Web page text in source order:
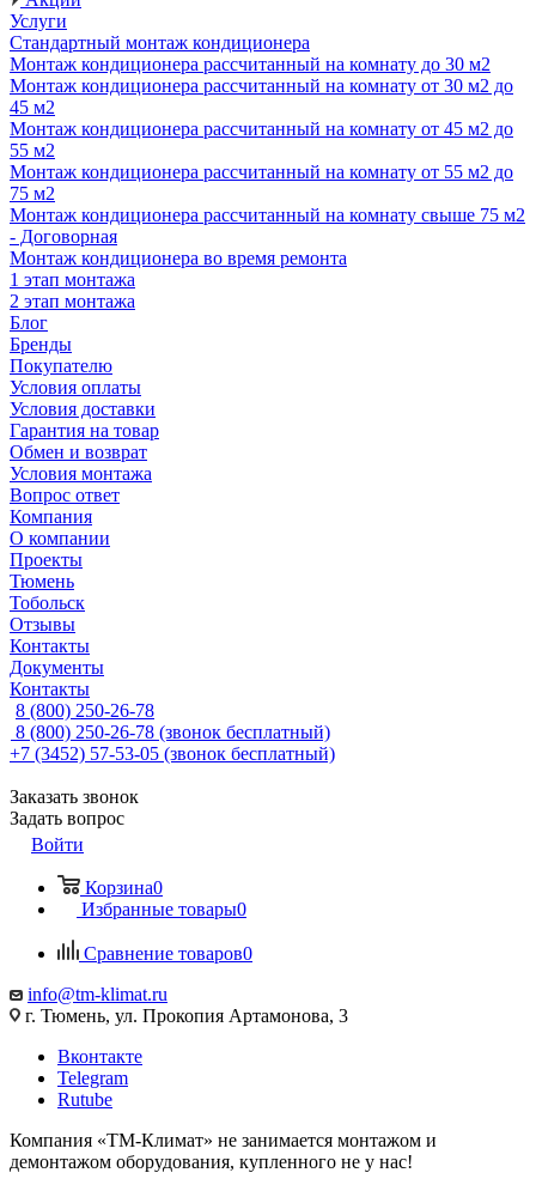
Услуги
Стандартный монтаж кондиционера
Монтаж кондиционера рассчитанный на комнату до 30 м2
Монтаж кондиционера рассчитанный на комнату от 30 м2 до
45 м2
Монтаж кондиционера рассчитанный на комнату от 45 м2 до
55 м2
Монтаж кондиционера рассчитанный на комнату от 55 м2 до
75 м2
Монтаж кондиционера рассчитанный на комнату свыше 75 м2
- Договорная
Монтаж кондиционера во время ремонта
1 этап монтажа
2 этап монтажа
Блог
Бренды
Покупателю
Условия оплаты
Условия доставки
Гарантия на товар
Обмен и возврат
Условия монтажа
Вопрос ответ
Компания
О компании
Проекты
Тюмень
Тобольск
Отзывы
Контакты
Документы
Контакты
8 (800) 250-26-78
8 (800) 250-26-78 (звонок бесплатный)
+7 (3452) 57-53-05 (звонок бесплатный)
Заказать звонок
Задать вопрос
Войти
Корзина0
Избранные товары0
Сравнение товаров0
info@tm-klimat.ru
г. Тюмень, ул. Прокопия Артамонова, 3
Вконтакте
Telegram
Rutube
Компания «ТМ-Климат» не занимается монтажом и
демонтажом оборудования, купленного не у нас!